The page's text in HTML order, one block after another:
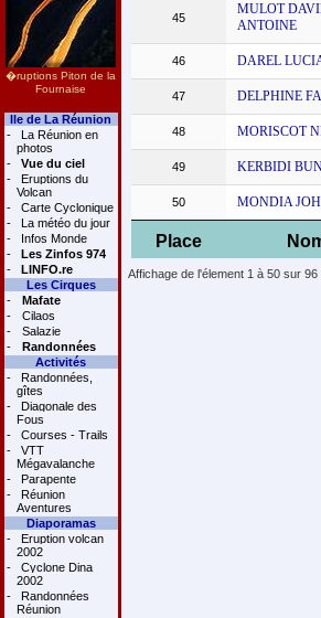
�ruptions Piton de la
Fournaise
Ile de La Réunion
-
La Réunion en
photos
-
Vue du ciel
-
Eruptions du
Volcan
-
Carte Cyclonique
-
La météo du jour
-
Infos Monde
-
Les Zinfos 974
-
LINFO.re
Les Cirques
-
Mafate
-
Cilaos
-
Salazie
-
Randonnées
Activités
-
Randonnées,
gîtes
-
Diagonale des
Fous
-
Courses - Trails
-
VTT
Mégavalanche
-
Parapente
-
Réunion
Aventures
Diaporamas
-
Eruption volcan
2002
-
Cyclone Dina
2002
-
Randonnées
Réunion
Place
45
MULOT
ANTOINE
46 DAREL
47 DELPHINE
48 MORISCOT
49 KERBIDI
50 MONDIA
Affichage de l'élement 1 à 50 sur 96